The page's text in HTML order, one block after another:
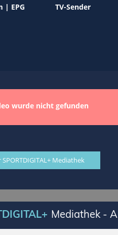
| EPG TV-Sender
wurde nicht gefunden
SPORTDIGITAL+ Mediathek
Mediathek -